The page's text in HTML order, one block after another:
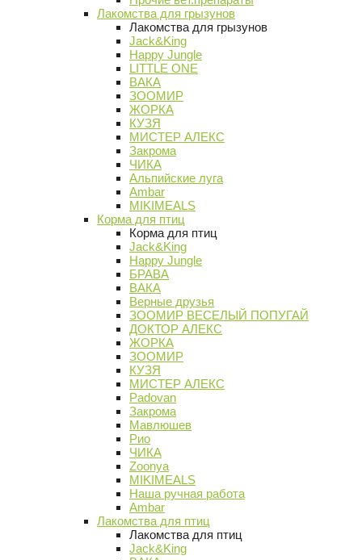
Лакомства для грызунов
Лакомства для грызунов
Jack&King
Happy Jungle
LITTLE ONE
ВАКА
ЗООМИР
ЖОРКА
КУЗЯ
МИСТЕР АЛЕКС
Закрома
ЧИКА
Альпийские луга
Ambar
MIKIMEALS
Корма для птиц
Корма для птиц
Jack&King
Happy Jungle
БРАВА
ВАКА
Верные друзья
ЗООМИР ВЕСЕЛЫЙ ПОПУГАЙ
ДОКТОР АЛЕКС
ЖОРКА
ЗООМИР
КУЗЯ
МИСТЕР АЛЕКС
Padovan
Закрома
Мавлюшев
Рио
ЧИКА
Zoonya
MIKIMEALS
Наша ручная работа
Ambar
Лакомства для птиц
Лакомства для птиц
Jack&King